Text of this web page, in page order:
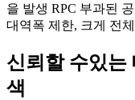
을 발생 RPC 부과된
대역폭 제한, 크게 전
신뢰할 수있는
색